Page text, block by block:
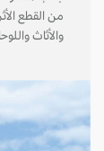
والأثاث